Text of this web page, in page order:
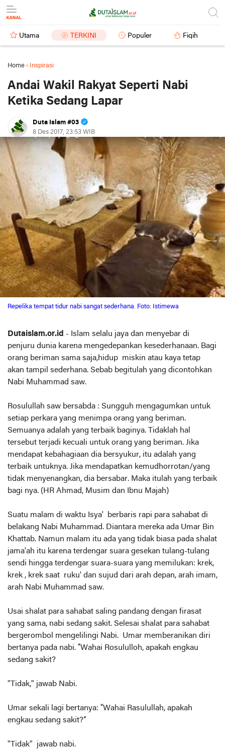
Utama TERKINI Populer Fiqih
Home › Inspirasi
Andai Wakil Rakyat Seperti Nabi
Ketika Sedang Lapar
Duta Islam #03
8 Des 2017, 23:53 WIB
Repelika tempat tidur nabi sangat sederhana. Foto: Istimewa
Dutaislam.or.id - Islam selalu jaya dan menyebar di
penjuru dunia karena mengedepankan kesederhanaan. Bagi
orang beriman sama saja,hidup miskin atau kaya tetap
akan tampil sederhana. Sebab begitulah yang dicontohkan
Nabi Muhammad saw.
Rosulullah saw bersabda : Sungguh mengagumkan untuk
setiap perkara yang menimpa orang yang beriman.
Semuanya adalah yang terbaik baginya. Tidaklah hal
tersebut terjadi kecuali untuk orang yang beriman. Jika
mendapat kebahagiaan dia bersyukur, itu adalah yang
terbaik untuknya. Jika mendapatkan kemudhorrotan/yang
tidak menyenangkan, dia bersabar. Maka itulah yang terbaik
bagi nya. (HR Ahmad, Musim dan Ibnu Majah)
Suatu malam di waktu Isya' berbaris rapi para sahabat di
belakang Nabi Muhammad. Diantara mereka ada Umar Bin
Khattab. Namun malam itu ada yang tidak biasa pada shalat
jama'ah itu karena terdengar suara gesekan tulang-tulang
sendi hingga terdengar suara-suara yang memilukan: krek,
krek , krek saat ruku' dan sujud dari arah depan, arah imam,
arah Nabi Muhammad saw.
Usai shalat para sahabat saling pandang dengan firasat
yang sama, nabi sedang sakit. Selesai shalat para sahabat
bergerombol mengelilingi Nabi. Umar memberanikan diri
bertanya pada nabi. “Wahai Rosululloh, apakah engkau
sedang sakit?
"Tidak," jawab Nabi.
Umar sekali lagi bertanya: “Wahai Rasulullah, apakah
engkau sedang sakit?”
"Tidak" jawab nabi.